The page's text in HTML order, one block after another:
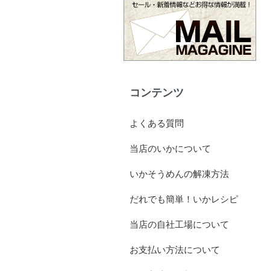
コンテンツ
よくある質問
当店のいかについて
いかそうめんの解凍方法
だれでも簡単！いかレシピ
当店の自社工場について
お支払い方法について